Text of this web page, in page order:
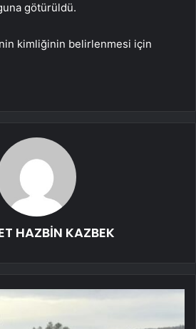
götürüldü.
kimliğinin belirlenmesi için
HAZBİN KAZBEK